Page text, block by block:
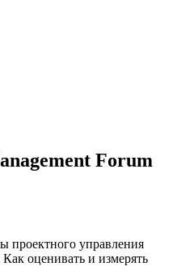
Forum
проектного управления
оценивать и измерять